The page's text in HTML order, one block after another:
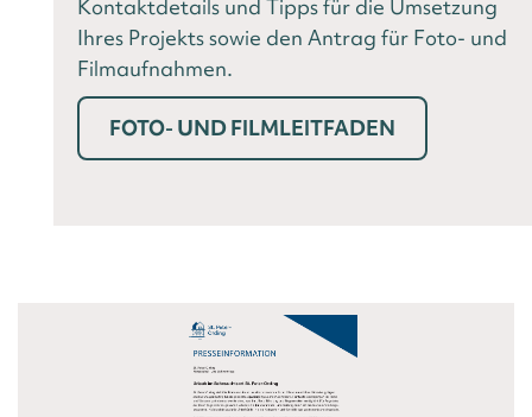
Kontaktdetails und Tipps für die Umsetzung
Ihres Projekts sowie den Antrag für Foto- und
Filmaufnahmen.
FOTO- UND FILMLEITFADEN